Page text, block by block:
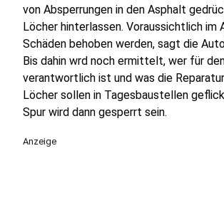
von Absperrungen in den Asphalt
Löcher hinterlassen. Voraussichtlich im
Schäden behoben werden, sagt die
Bis dahin wrd noch ermittelt, wer für
verantwortlich ist und was die
Löcher sollen in Tagesbaustellen
Spur wird dann gesperrt sein.
Anzeige